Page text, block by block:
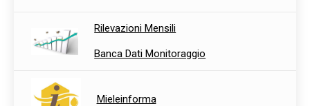
Rilevazioni Mensili
Banca Dati Monitoraggio
Mieleinforma